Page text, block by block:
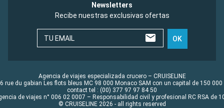
Newsletters
Recibe nuestras exclusivas ofertas
TU EMAIL OK
Agencia de viajes especializada crucero – CRUISELINE
rue du gabian Les flots bleus MC 98 000 Monaco SAM con un capital de 150 000
contact tel : (00) 377 97 97 84 50
de viajes n° 006 02 0007 – Responsabilidad civil y profesional RC RSA de
© CRUISELINE 2026 - all rights reserved